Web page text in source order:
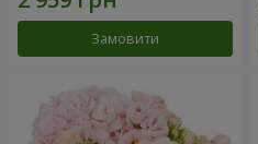
Замовити